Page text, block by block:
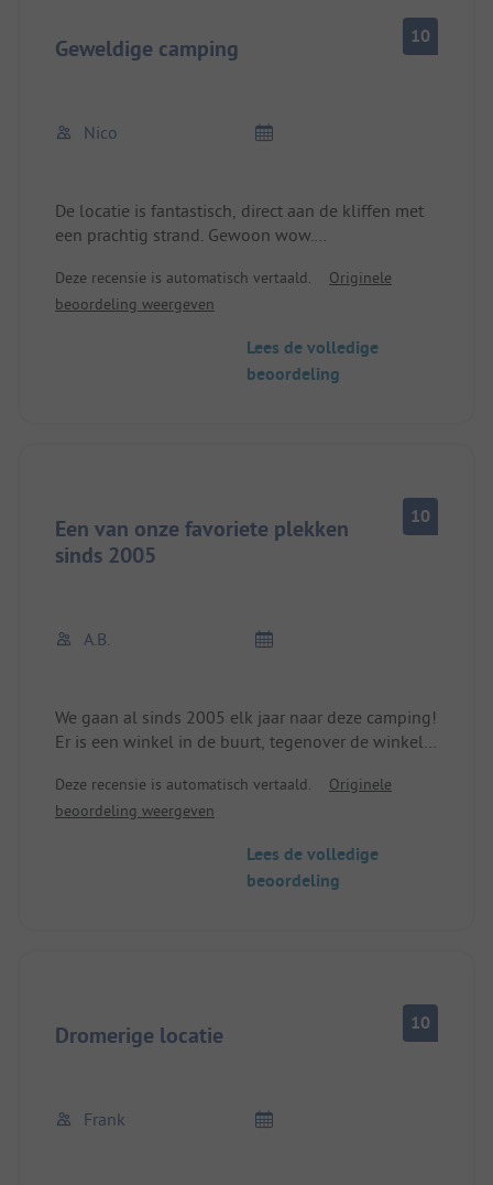
Geweldige camping 10
Nico
De locatie is fantastisch, direct aan de kliffen met
een prachtig strand. Gewoon wow.
Er zijn verschillende toiletgebouwen, een nieuwe
met alles wat je nodig hebt en wat oudere. Ze zijn
Deze recensie is automatisch vertaald.
Originele
beoordeling weergeven
Lees de volledige
beoordeling
Een van onze favoriete plekken
sinds 2005
10
A.B.
We gaan al sinds 2005 elk jaar naar deze camping!
Er is een winkel in de buurt, tegenover de winkel
naast de camping en biedt erg lekker eten, een
pub is direct aan het restaurant verbonden. Op de
ochtends koffie, thee en snacks kunt krijgen. De
toiletten en douches zijn schoon en er is een
Deze recensie is automatisch vertaald.
Originele
beoordeling weergeven
Lees de volledige
beoordeling
Dromerige locatie 10
Frank